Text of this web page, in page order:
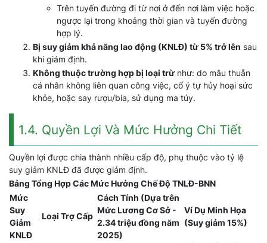
Trên tuyến đường đi từ nơi ở đến nơi làm việc hoặc
ngược lại trong khoảng thời gian và tuyến đường
hợp lý.
Bị suy giảm khả năng lao động (KNLĐ) từ 5% trở lên sau
khi giám định.
Không thuộc trường hợp bị loại trừ như: do mâu thuẫn
cá nhân không liên quan công việc, cố ý tự hủy hoại sức
khỏe, hoặc say rượu/bia, sử dụng ma túy.
1.4. Quyền Lợi Và Mức Hưởng Chi Tiết
Quyền lợi được chia thành nhiều cấp độ, phụ thuộc vào tỷ lệ
suy giảm KNLĐ đã được giám định.
Bảng Tổng Hợp Các Mức Hưởng Chế Độ TNLĐ-BNN
Mức
Suy
Giảm
KNLĐ
Loại Trợ Cấp
Cách Tính (Dựa trên
Mức Lương Cơ Sở -
2.34 triệu đồng năm
2025)
Ví Dụ Minh Họa
(Suy giảm 15%)